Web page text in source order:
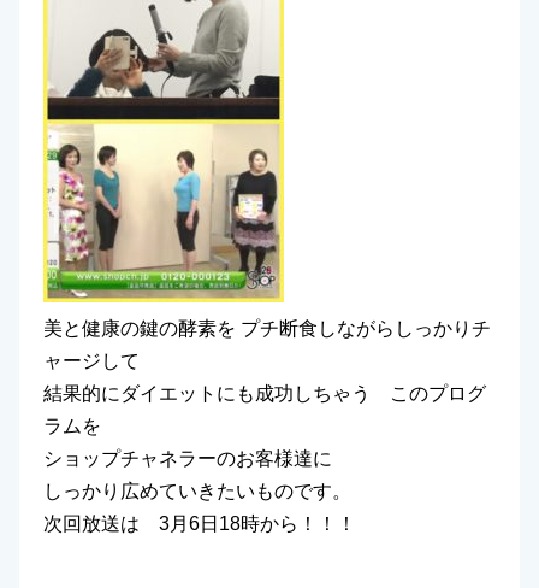
美と健康の鍵の酵素を プチ断食しながらしっかりチ
ャージして
結果的にダイエットにも成功しちゃう このプログ
ラムを
ショップチャネラーのお客様達に
しっかり広めていきたいものです。
次回放送は 3月6日18時から！！！